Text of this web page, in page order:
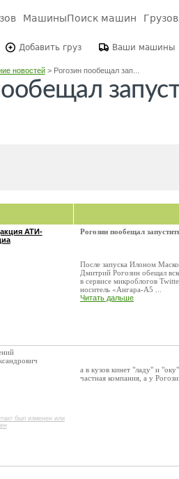
МашиныПоиск машин
Добавить груз Ваши машины
новостей> Рогозин пообещал зап...
АТИ-
Рогозин пообещал
После запуска Илоном
Дмитрий Рогозин обещал
в сервисе микроблогов
носитель «Ангара-А5 ...
Читать дальше
был изменен или
а в кузов кинет "ладу" и
частная компания, а у